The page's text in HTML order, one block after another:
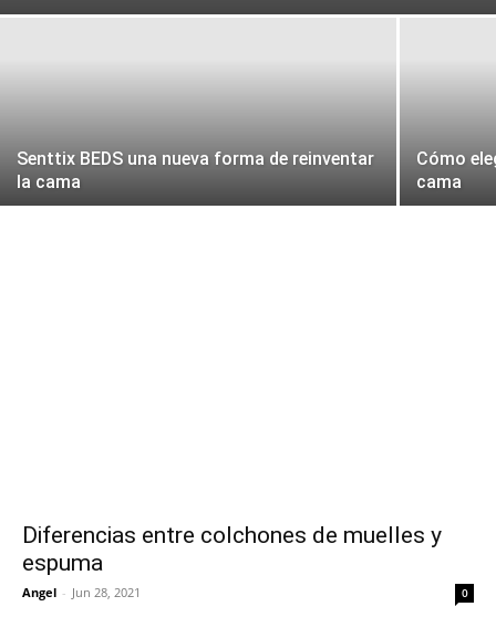
Senttix BEDS una nueva forma de reinventar
la cama
Cómo
cama
Diferencias entre colchones de muelles y
espuma
Angel - Jun 28, 2021 0